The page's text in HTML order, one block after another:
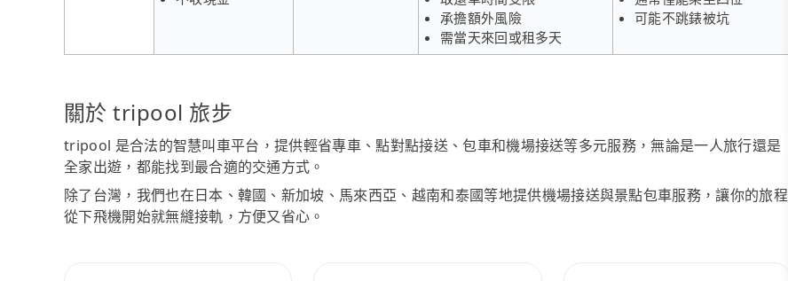
承擔額外風險
需當天來回或租多天
可能不跳錶被坑
關於 tripool 旅步
tripool 是合法的智慧叫車平台，提供輕省專車、點對點接送、包車和機場接送等多元服務，無論是一人旅行還是
全家出遊，都能找到最合適的交通方式。
除了台灣，我們也在日本、韓國、新加坡、馬來西亞、越南和泰國等地提供機場接送與景點包車服務，讓你的旅程
從下飛機開始就無縫接軌，方便又省心。